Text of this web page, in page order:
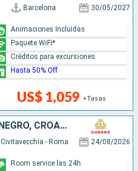
Barcelona 30/05/2027
US$ 1,059 +Tasas
Animaciones Incluidas
Paquete WiFi*
Créditos para excursiones
Hasta 50% Off
ITALIA, GRECIA, MONTENEGRO, CROACIA, MALTA, ESPAÑA
Civitavecchia - Roma 24/08/2026
Room service las 24h